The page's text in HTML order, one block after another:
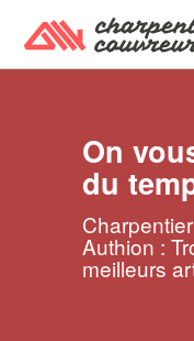
On
du
Authion :
meilleurs